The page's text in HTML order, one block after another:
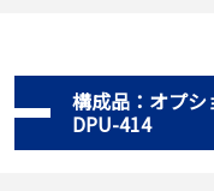
構成品：オプ
DPU-414